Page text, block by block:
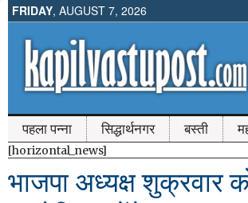
FRIDAY, AUGUST 7, 2026
पहला पन्ना सिद्धार्थनगर बस्ती
[horizontal_news]
भाजपा अध्यक्ष